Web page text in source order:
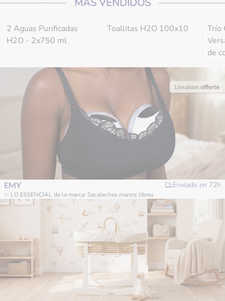
MÁS VENDIDOS
2 Aguas Purificadas
H2O - 2x750 ml
Toallitas H2O 100x10
Trío
de
EMY Enviado en 72h
✨ LO ESSENCIAL de la marca: Sacaleches manos libres